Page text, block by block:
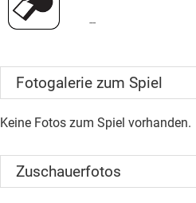
--
Fotogalerie zum Spiel
Keine Fotos zum Spiel vorhanden.
Zuschauerfotos